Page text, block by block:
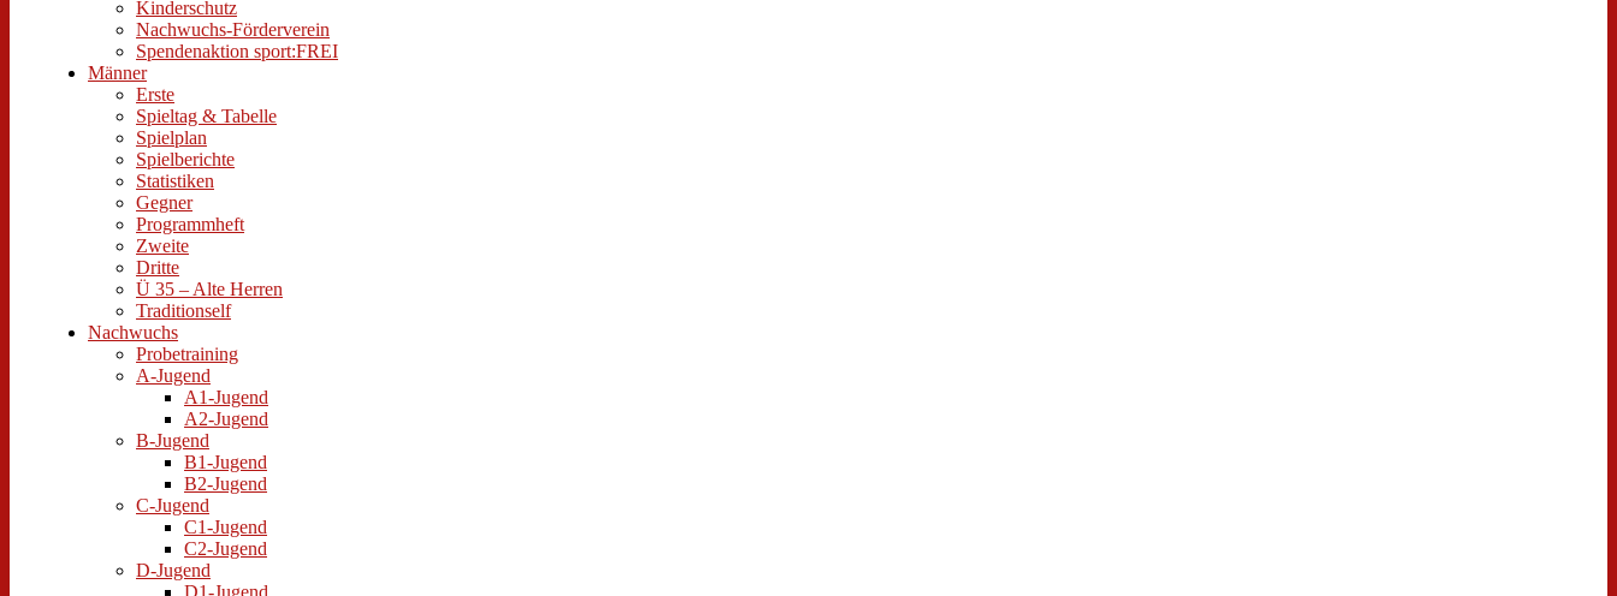
Kinderschutz
Nachwuchs-Förderverein
Spendenaktion sport:FREI
Männer
Erste
Spieltag & Tabelle
Spielplan
Spielberichte
Statistiken
Gegner
Programmheft
Zweite
Dritte
Ü 35 – Alte Herren
Traditionself
Nachwuchs
Probetraining
A-Jugend
A1-Jugend
A2-Jugend
B-Jugend
B1-Jugend
B2-Jugend
C-Jugend
C1-Jugend
C2-Jugend
D-Jugend
D1-Jugend